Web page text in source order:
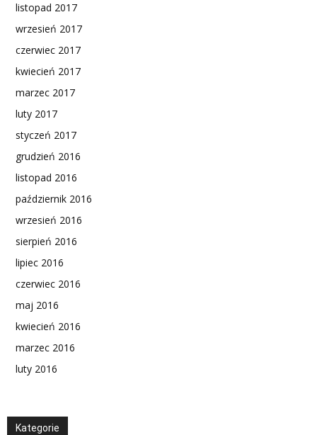
listopad 2017
wrzesień 2017
czerwiec 2017
kwiecień 2017
marzec 2017
luty 2017
styczeń 2017
grudzień 2016
listopad 2016
październik 2016
wrzesień 2016
sierpień 2016
lipiec 2016
czerwiec 2016
maj 2016
kwiecień 2016
marzec 2016
luty 2016
Kategorie